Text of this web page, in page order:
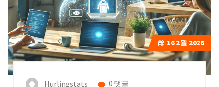
16 2월 2026
Hurlingstats 0 댓글